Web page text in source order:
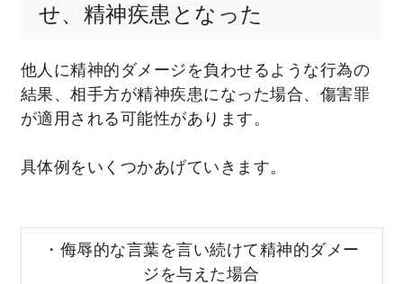
せ、精神疾患となった
他人に精神的ダメージを負わせるような行為の
結果、相手方が精神疾患になった場合、傷害罪
が適用される可能性があります。
具体例をいくつかあげていきます。
・侮辱的な言葉を言い続けて精神的ダメー
ジを与えた場合